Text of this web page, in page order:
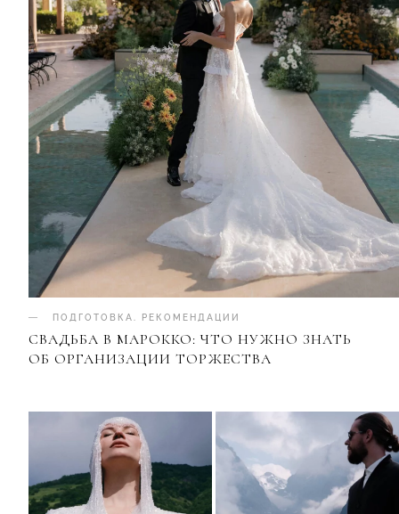
ПОДГОТОВКА РЕКОМЕНДАЦИИ
СВАДЬБА В МАРОККО: ЧТО НУЖНО ЗНАТЬ
ОБ ОРГАНИЗАЦИИ ТОРЖЕСТВА